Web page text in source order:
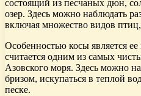
состоящий из песчаных дюн,
озер. Здесь можно наблюдать
включая множество видов
Особенностью косы является
считается одним из самых
Азовского моря. Здесь можно
бризом, искупаться в теплой
песке.